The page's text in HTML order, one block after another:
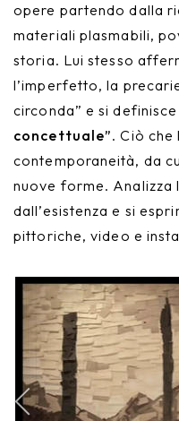
opere partendo dalla
materiali plasmabili,
storia. Lui stesso
l’imperfetto, la
circonda” e si definisce
concettuale”. Ciò che
contemporaneità, da
nuove forme. Analizza
dall’esistenza e si
pittoriche, video e